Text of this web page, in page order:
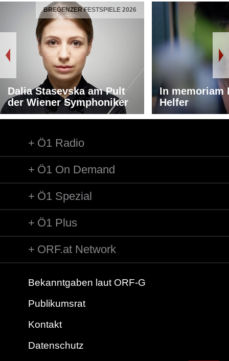
BREGENZER FESTSPIELE 2026
Dalia Stasevska am Pult
der Wiener Symphoniker
In memoriam
Helfer
Ö1 Radio
Ö1 On Demand
Ö1 Spezial
Ö1 Plus
ORF.at Network
Bekanntgaben laut ORF-G
Publikumsrat
Kontakt
Datenschutz